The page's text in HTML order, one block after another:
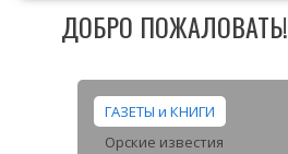
ДОБРО ПОЖАЛОВАТЬ!
ГАЗЕТЫ и КНИГИ
Орские известия